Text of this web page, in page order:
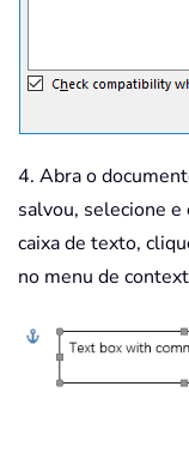
4. Abra o
salvou, selecione
caixa de texto,
no menu de